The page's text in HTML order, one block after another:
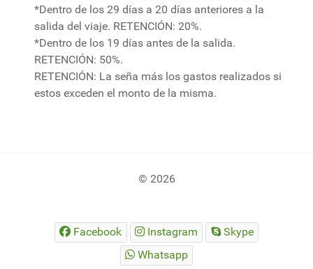
*Dentro de los 29 días a 20 días anteriores a la
salida del viaje. RETENCIÓN: 20%.
*Dentro de los 19 días antes de la salida.
RETENCIÓN: 50%.
RETENCIÓN: La seña más los gastos realizados si
estos exceden el monto de la misma.
© 2026
Facebook Instagram
Skype
Whatsapp